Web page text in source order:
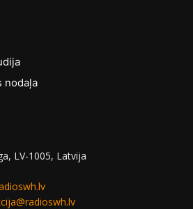
nodaļa
LV-1005, Latvija